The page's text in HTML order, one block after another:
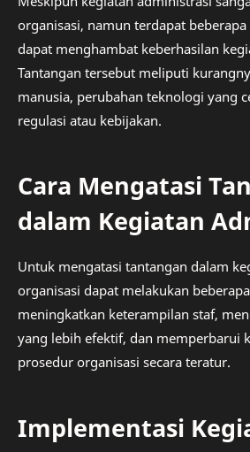
organisasi, namun terdapat
dapat menghambat keberhasilan
Tantangan tersebut meliputi
manusia, perubahan teknologi yang
regulasi atau kebijakan.
Cara Mengatasi
dalam Kegiatan
Untuk mengatasi tantangan dalam
organisasi dapat melakukan
meningkatkan keterampilan staf,
yang lebih efektif, dan memperbarui
prosedur organisasi secara teratur.
Implementasi